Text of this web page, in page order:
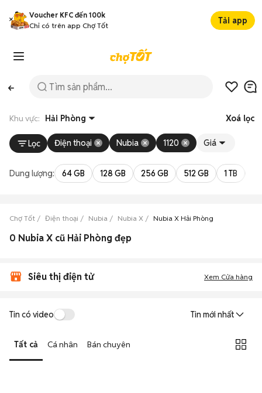
Voucher KFC đến 100k
Chỉ có trên app Chợ Tốt
Tải app
Khu vực: Hải Phòng Xoá lọc
Lọc Điện thoại Nubia 1120 Giá
Dung lượng: 64 GB 128 GB 256 GB 512 GB 1 TB
Chợ Tốt Điện thoại Nubia Nubia X Nubia X Hải Phòng
0 Nubia X cũ Hải Phòng đẹp
Siêu thị điện tử Xem Cửa hàng
Tin có video Tin mới nhất
Tất cả Cá nhân Bán chuyên